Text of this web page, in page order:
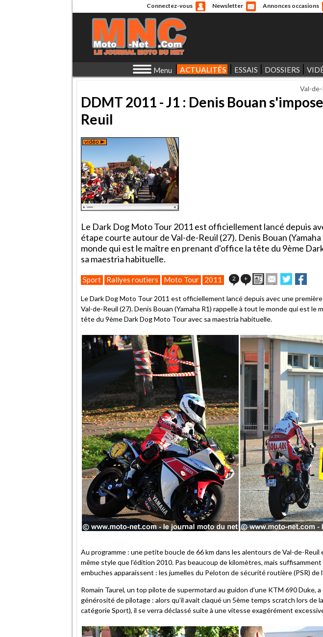
Connectez-vous Newsletter Annonces occasions
Menu ACTUALITÉS ESSAIS DOSSIERS
Val-de-
DDMT 2011 - J1 : Denis Bouan
Reuil
Le Dark Dog Moto Tour 2011 est officiellement lancé depuis
étape courte autour de Val-de-Reuil (27). Denis Bouan
monde qui est le maître en prenant d'office la tête du 9ème
sa maestria habituelle.
Sport Rallyes routiers Moto Tour 2011 2 + ImprimerEnvoyer
cet
à
un
ami
Partager
sur
sur
Le Dark Dog Moto Tour 2011 est officiellement lancé depuis avec une
Val-de-Reuil (27). Denis Bouan (Yamaha R1) rappelle à tout le monde qui est le
tête du 9ème Dark Dog Moto Tour avec sa maestria habituelle.
Au programme : une petite boucle de 66 km dans les alentours de Val-de-Reuil
même style que l’édition 2010. Pas beaucoup de kilomètres, mais
embuches apparaissent : les jumelles du Peloton de sécurité routière (PSR) de
Romain Taurel, un top pilote de supermotard au guidon d’une KTM 690 Duke,
générosité de pilotage : alors qu’il avait claqué un 5ème temps scratch lors de
catégorie Sport), il se verra déclassé suite à une vitesse exagérément